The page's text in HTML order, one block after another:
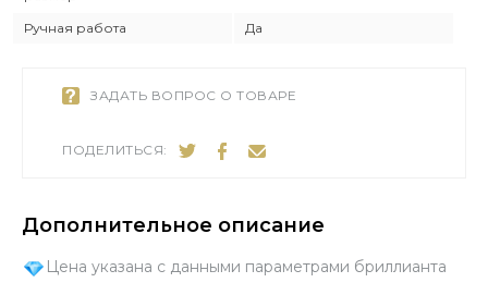
Ручная работа Да
ЗАДАТЬ ВОПРОС О ТОВАРЕ
ПОДЕЛИТЬСЯ:
Дополнительное описание
Цена указана с данными параметрами бриллианта